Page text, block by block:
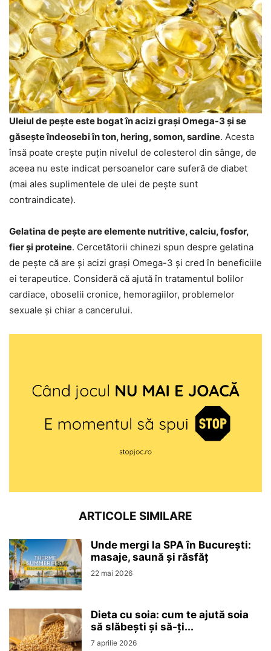
Uleiul de pește este bogat în acizi grași Omega-3 și se
găsește îndeosebi în ton, hering, somon, sardine. Acesta
însă poate crește puțin nivelul de colesterol din sânge, de
aceea nu este indicat persoanelor care suferă de diabet
(mai ales suplimentele de ulei de pește sunt
contraindicate).
Gelatina de pește are elemente nutritive, calciu, fosfor,
fier și proteine. Cercetătorii chinezi spun despre gelatina
de pește că are și acizi grași Omega-3 și cred în beneficiile
ei terapeutice. Consideră că ajută în tratamentul bolilor
cardiace, oboselii cronice, hemoragiilor, problemelor
sexuale și chiar a cancerului.
ARTICOLE SIMILARE
Unde mergi la SPA în București:
masaje, saună și răsfăț
22 mai 2026
Dieta cu soia: cum te ajută soia
să slăbești și să-ți...
7 aprilie 2026